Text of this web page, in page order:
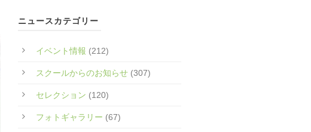
ニュースカテゴリー
イベント情報 (212)
スクールからのお知らせ(307)
セレクション (120)
フォトギャラリー (67)